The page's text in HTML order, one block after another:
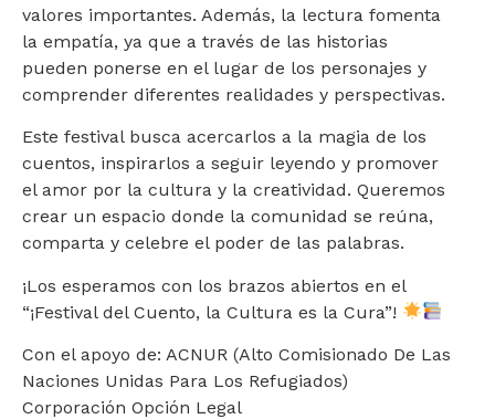
valores importantes. Además, la lectura fomenta
la empatía, ya que a través de las historias
pueden ponerse en el lugar de los personajes y
comprender diferentes realidades y perspectivas.
Este festival busca acercarlos a la magia de los
cuentos, inspirarlos a seguir leyendo y promover
el amor por la cultura y la creatividad. Queremos
crear un espacio donde la comunidad se reúna,
comparta y celebre el poder de las palabras.
¡Los esperamos con los brazos abiertos en el
“¡Festival del Cuento, la Cultura es la Cura”!
Con el apoyo de: ACNUR (Alto Comisionado De Las
Naciones Unidas Para Los Refugiados)
Corporación Opción Legal